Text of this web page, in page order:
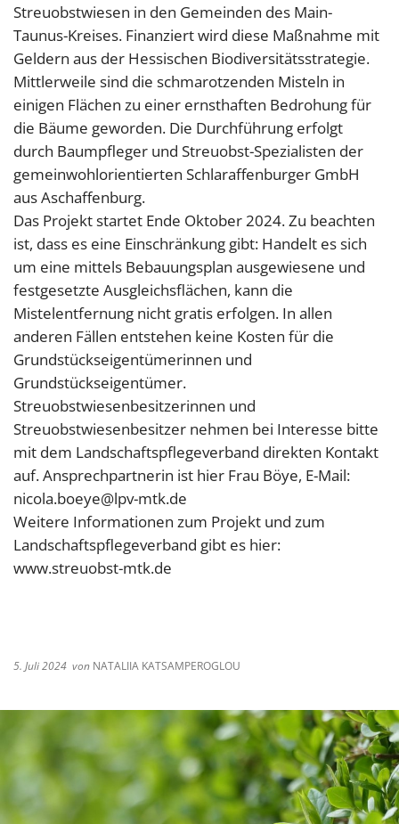
Streuobstwiesen in den Gemeinden des Main-
Taunus-Kreises. Finanziert wird diese Maßnahme mit
Geldern aus der Hessischen Biodiversitätsstrategie.
Mittlerweile sind die schmarotzenden Misteln in
einigen Flächen zu einer ernsthaften Bedrohung für
die Bäume geworden. Die Durchführung erfolgt
durch Baumpfleger und Streuobst-Spezialisten der
gemeinwohlorientierten Schlaraffenburger GmbH
aus Aschaffenburg.
Das Projekt startet Ende Oktober 2024. Zu beachten
ist, dass es eine Einschränkung gibt: Handelt es sich
um eine mittels Bebauungsplan ausgewiesene und
festgesetzte Ausgleichsflächen, kann die
Mistelentfernung nicht gratis erfolgen. In allen
anderen Fällen entstehen keine Kosten für die
Grundstückseigentümerinnen und
Grundstückseigentümer.
Streuobstwiesenbesitzerinnen und
Streuobstwiesenbesitzer nehmen bei Interesse bitte
mit dem Landschaftspflegeverband direkten Kontakt
auf. Ansprechpartnerin ist hier Frau Böye, E-Mail:
nicola.boeye@lpv-mtk.de
Weitere Informationen zum Projekt und zum
Landschaftspflegeverband gibt es hier:
www.streuobst-mtk.de
5. Juli 2024 von NATALIIA KATSAMPEROGLOU